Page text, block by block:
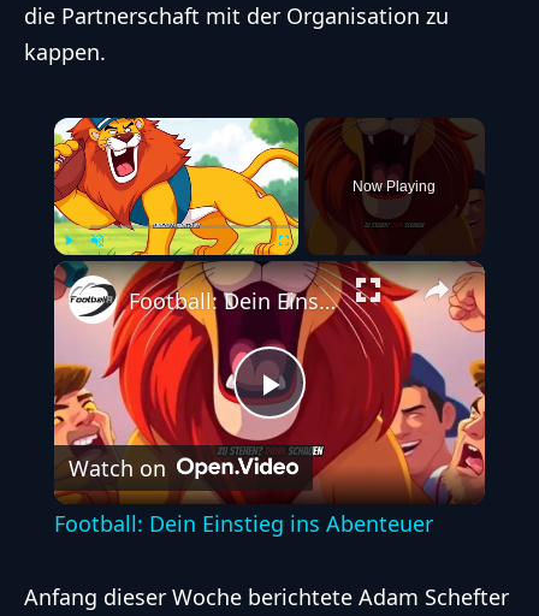
die Partnerschaft mit der Organisation zu
kappen.
×
Play Unmute Fullscreen
Now Playing
Play
Video
Football: Dein Einstieg ins Abenteuer
Watch on
Football: Dein Einstieg ins Abenteuer
Anfang dieser Woche berichtete Adam Schefter